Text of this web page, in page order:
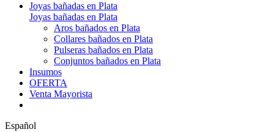
Joyas bañadas en Plata
Joyas bañadas en Plata
Aros bañados en Plata
Collares bañados en Plata
Pulseras bañados en Plata
Conjuntos bañados en Plata
Insumos
OFERTA
Venta Mayorista
Español